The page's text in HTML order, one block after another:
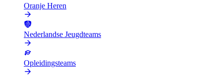
Oranje Heren
Nederlandse Jeugdteams
Opleidingsteams